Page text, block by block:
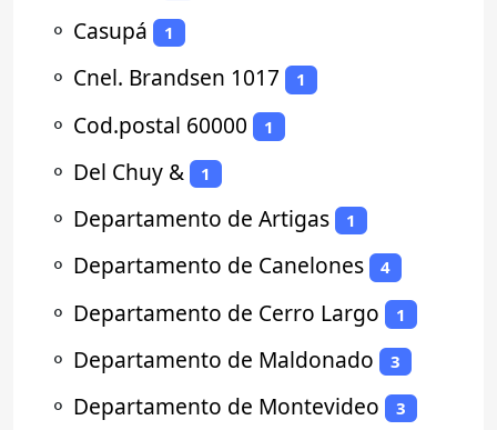
⚬ Casupá 1
⚬ Cnel. Brandsen 1017 1
⚬ Cod.postal 60000 1
⚬ Del Chuy & 1
⚬ Departamento de Artigas 1
⚬ Departamento de Canelones 4
⚬ Departamento de Cerro Largo 1
⚬ Departamento de Maldonado 3
⚬ Departamento de Montevideo 3